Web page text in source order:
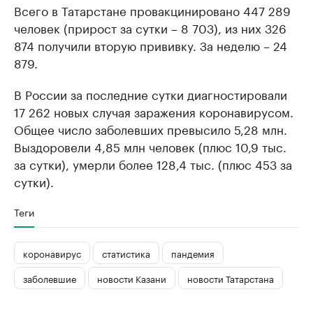
Всего в Татарстане провакцинировано 447 289
человек (прирост за сутки – 8 703), из них 326
874 получили вторую прививку. За неделю – 24
879.
В России за последние сутки диагностировали
17 262 новых случая заражения коронавирусом.
Общее число заболевших превысило 5,28 млн.
Выздоровели 4,85 млн человек (плюс 10,9 тыс.
за сутки), умерли более 128,4 тыс. (плюс 453 за
сутки).
Теги
коронавирус статистика
пандемия
заболевшие
новости Казани новости Татарстана